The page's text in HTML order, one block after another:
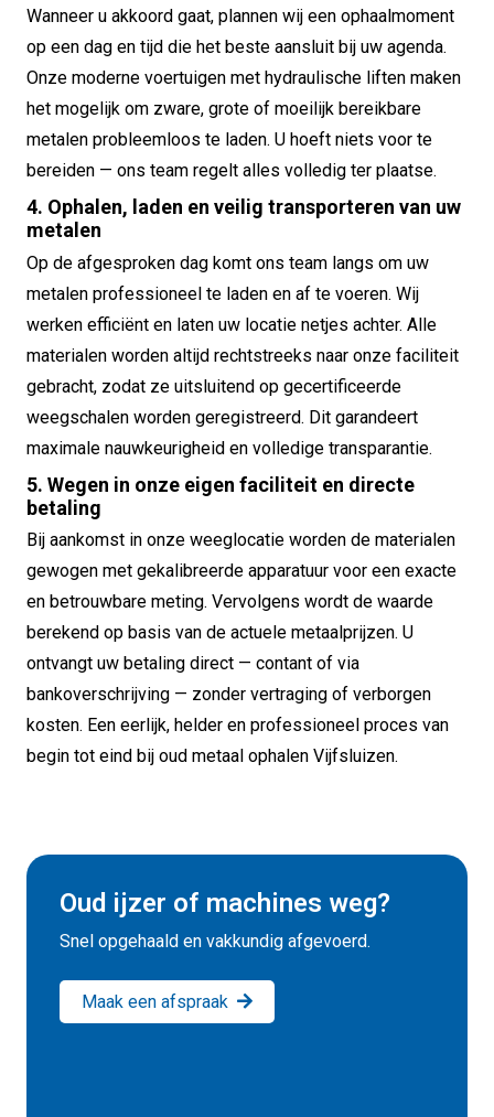
Wanneer u akkoord gaat, plannen wij een ophaalmoment
op een dag en tijd die het beste aansluit bij uw agenda.
Onze moderne voertuigen met hydraulische liften maken
het mogelijk om zware, grote of moeilijk bereikbare
metalen probleemloos te laden. U hoeft niets voor te
bereiden — ons team regelt alles volledig ter plaatse.
4. Ophalen, laden en veilig transporteren van uw
metalen
Op de afgesproken dag komt ons team langs om uw
metalen professioneel te laden en af te voeren. Wij
werken efficiënt en laten uw locatie netjes achter. Alle
materialen worden altijd rechtstreeks naar onze faciliteit
gebracht, zodat ze uitsluitend op gecertificeerde
weegschalen worden geregistreerd. Dit garandeert
maximale nauwkeurigheid en volledige transparantie.
5. Wegen in onze eigen faciliteit en directe
betaling
Bij aankomst in onze weeglocatie worden de materialen
gewogen met gekalibreerde apparatuur voor een exacte
en betrouwbare meting. Vervolgens wordt de waarde
berekend op basis van de actuele metaalprijzen. U
ontvangt uw betaling direct — contant of via
bankoverschrijving — zonder vertraging of verborgen
kosten. Een eerlijk, helder en professioneel proces van
begin tot eind bij oud metaal ophalen Vijfsluizen.
Oud ijzer of machines weg?
Snel opgehaald en vakkundig afgevoerd.
Maak een afspraak